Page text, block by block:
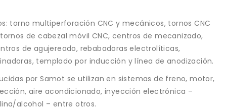
torno multiperforación CNC y mecánicos, tornos CNC
de cabezal móvil CNC, centros de mecanizado,
de agujereado, rebabadoras electrolíticas,
templado por inducción y línea de anodización.
por Samot se utilizan en sistemas de freno, motor,
aire acondicionado, inyección electrónica –
alcohol – entre otros.